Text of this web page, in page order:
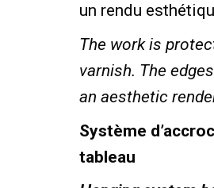
un rendu
The work is
varnish. The
an aesthetic
Système
tableau